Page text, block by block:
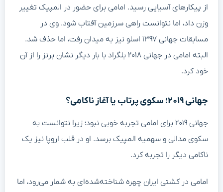
از پیکارهای آسیایی رسید. امامی برای حضور در المپیک تغییر
وزن داد، اما نتوانست راهی سرزمین آفتاب شود. وی در
مسابقات جهانی ۱۳۹۷ اسلو نیز به میدان رفت، اما حذف شد.
البته امامی در جهانی ۲۰۱۸ بلگراد با بار دیگر نشان برنز را از آن
خود کرد.
جهانی ۲۰۱۹؛ سکوی پرتاب یا آغاز ناکامی؟
جهانی ۲۰۱۹ برای امامی تجربه خوبی نبود؛ زیرا نتوانست به
سکوی مدالی و سهمیه المپیک برسد. او در قلب اروپا نیز یک
ناکامی دیگر را تجربه کرد.
امامی در کشتی ایران چهره شناخته‌شده‌ای به شمار می‌رود، اما